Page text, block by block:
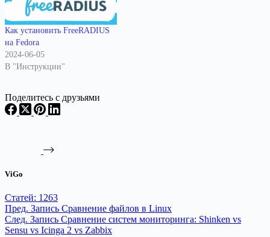
Как установить FreeRADIUS
на Fedora
2024-06-05
В "Инструкции"
Поделитесь с друзьями
ViGo
Статей: 1263
Пред. Запись Сравнение файлов в Linux
След. Запись Сравнение систем мониторинга: Shinken vs
Sensu vs Icinga 2 vs Zabbix